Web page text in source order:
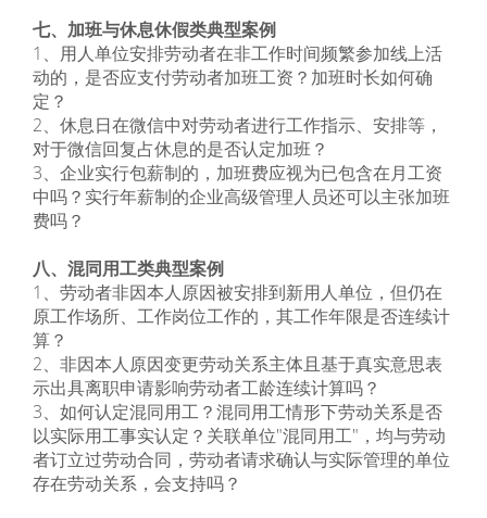
七、加班与休息休假类典型案例
1、用人单位安排劳动者在非工作时间频繁参加线上活
动的，是否应支付劳动者加班工资？加班时长如何确
定？
2、休息日在微信中对劳动者进行工作指示、安排等，
对于微信回复占休息的是否认定加班？
3、企业实行包薪制的，加班费应视为已包含在月工资
中吗？实行年薪制的企业高级管理人员还可以主张加班
费吗？
八、混同用工类典型案例
1、劳动者非因本人原因被安排到新用人单位，但仍在
原工作场所、工作岗位工作的，其工作年限是否连续计
算？
2、非因本人原因变更劳动关系主体且基于真实意思表
示出具离职申请影响劳动者工龄连续计算吗？
3、如何认定混同用工？混同用工情形下劳动关系是否
以实际用工事实认定？关联单位"混同用工"，均与劳动
者订立过劳动合同，劳动者请求确认与实际管理的单位
存在劳动关系，会支持吗？